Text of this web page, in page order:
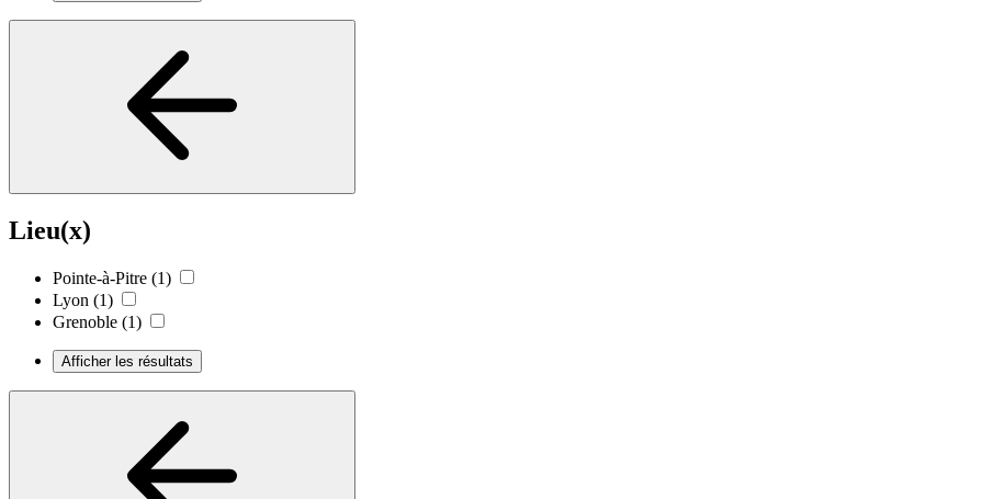
Lieu(x)
Pointe-à-Pitre (1)
Lyon (1)
Grenoble (1)
Afficher les résultats